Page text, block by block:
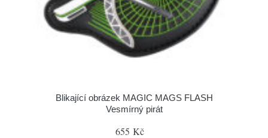
Blikající obrázek MAGIC MAGS FLASH
Vesmírný pirát
655 Kč